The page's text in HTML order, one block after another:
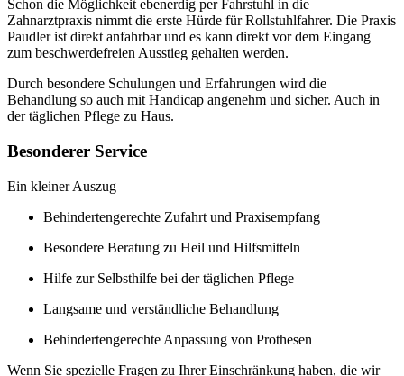
Schon die Möglichkeit ebenerdig per Fahrstuhl in die
Zahnarztpraxis nimmt die erste Hürde für Rollstuhlfahrer. Die Praxis
Paudler ist direkt anfahrbar und es kann direkt vor dem Eingang
zum beschwerdefreien Ausstieg gehalten werden.
Durch besondere Schulungen und Erfahrungen wird die
Behandlung so auch mit Handicap angenehm und sicher. Auch in
der täglichen Pflege zu Haus.
Besonderer Service
Ein kleiner Auszug
Behindertengerechte Zufahrt und Praxisempfang
Besondere Beratung zu Heil und Hilfsmitteln
Hilfe zur Selbsthilfe bei der täglichen Pflege
Langsame und verständliche Behandlung
Behindertengerechte Anpassung von Prothesen
Wenn Sie spezielle Fragen zu Ihrer Einschränkung haben, die wir